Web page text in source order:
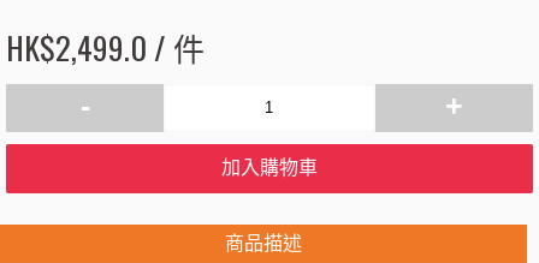
HK$2,499.0 / 件
- +
加入購物車
商品描述